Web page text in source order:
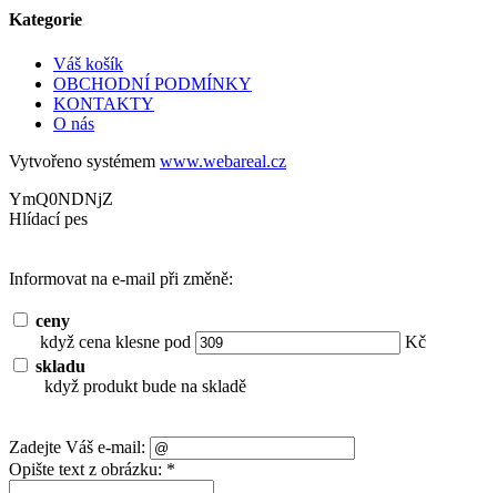
Kategorie
Váš košík
OBCHODNÍ PODMÍNKY
KONTAKTY
O nás
Vytvořeno systémem www.webareal.cz
YmQ0NDNjZ
Hlídací pes
Informovat na e-mail při změně:
ceny
když cena klesne pod
Kč
skladu
když produkt bude na skladě
Zadejte Váš e-mail:
Opište text z obrázku: *